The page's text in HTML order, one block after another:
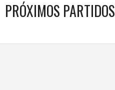
PRÓXIMOS PARTIDOS